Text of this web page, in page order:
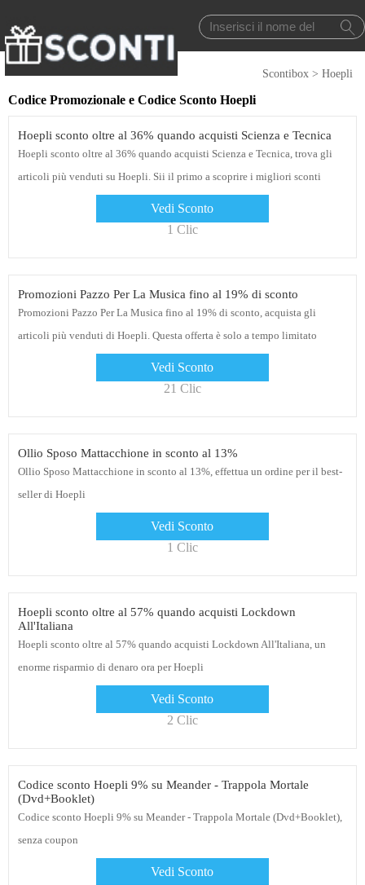
Scontibox > Hoepli
Codice Promozionale e Codice Sconto Hoepli
Hoepli sconto oltre al 36% quando acquisti Scienza e Tecnica
Hoepli sconto oltre al 36% quando acquisti Scienza e Tecnica, trova gli
articoli più venduti su Hoepli. Sii il primo a scoprire i migliori sconti
Vedi Sconto
1 Clic
Promozioni Pazzo Per La Musica fino al 19% di sconto
Promozioni Pazzo Per La Musica fino al 19% di sconto, acquista gli
articoli più venduti di Hoepli. Questa offerta è solo a tempo limitato
Vedi Sconto
21 Clic
Ollio Sposo Mattacchione in sconto al 13%
Ollio Sposo Mattacchione in sconto al 13%, effettua un ordine per il best-
seller di Hoepli
Vedi Sconto
1 Clic
Hoepli sconto oltre al 57% quando acquisti Lockdown
All'Italiana
Hoepli sconto oltre al 57% quando acquisti Lockdown All'Italiana, un
enorme risparmio di denaro ora per Hoepli
Vedi Sconto
2 Clic
Codice sconto Hoepli 9% su Meander - Trappola Mortale
(Dvd+Booklet)
Codice sconto Hoepli 9% su Meander - Trappola Mortale (Dvd+Booklet),
senza coupon
Vedi Sconto